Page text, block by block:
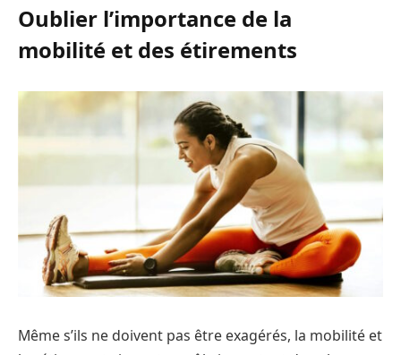
Oublier l’importance de la
mobilité et des étirements
Même s’ils ne doivent pas être exagérés, la mobilité et